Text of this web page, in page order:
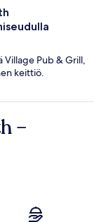
Village Pub & Grill,
keittiö.
–